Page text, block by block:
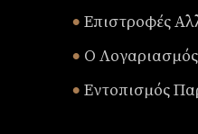
• Επιστροφές
• Ο
• Εντοπισμός